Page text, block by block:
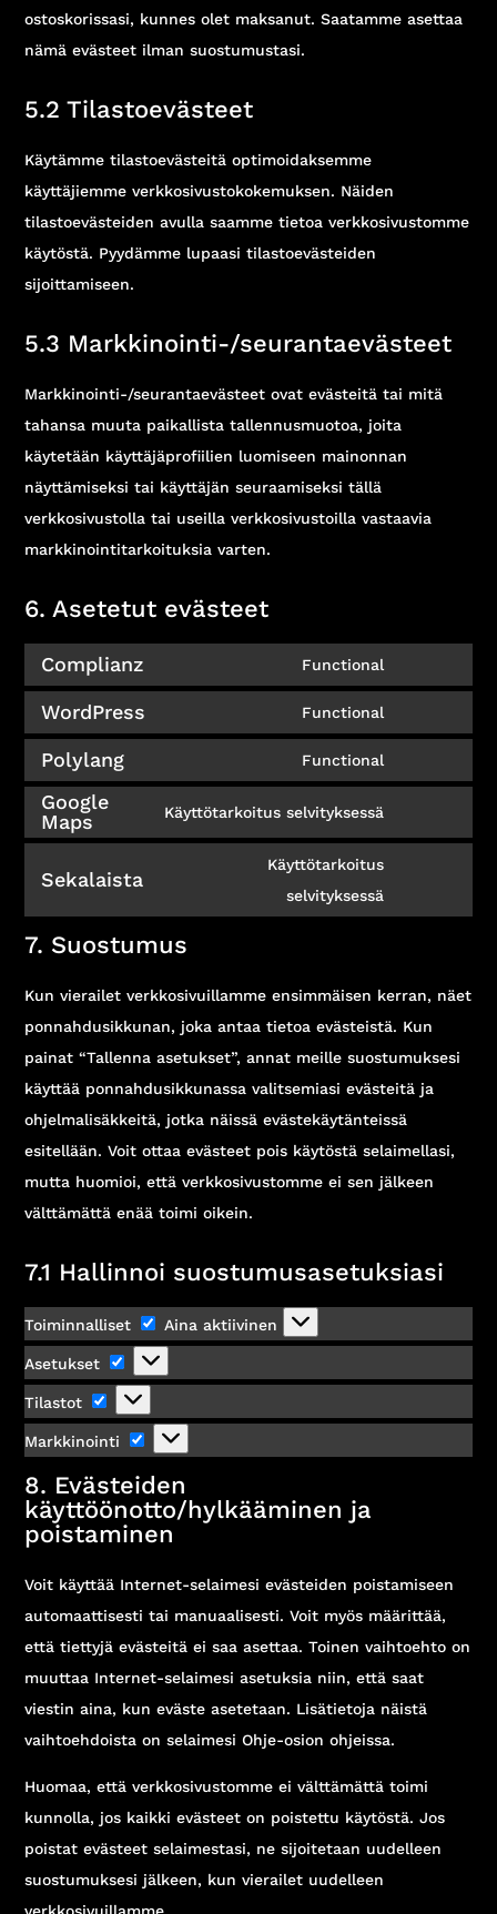
ostoskorissasi, kunnes olet maksanut. Saatamme asettaa
nämä evästeet ilman suostumustasi.
5.2 Tilastoevästeet
Käytämme tilastoevästeitä optimoidaksemme
käyttäjiemme verkkosivustokokemuksen. Näiden
tilastoevästeiden avulla saamme tietoa verkkosivustomme
käytöstä. Pyydämme lupaasi tilastoevästeiden
sijoittamiseen.
5.3 Markkinointi-/seurantaevästeet
Markkinointi-/seurantaevästeet ovat evästeitä tai mitä
tahansa muuta paikallista tallennusmuotoa, joita
käytetään käyttäjäprofiilien luomiseen mainonnan
näyttämiseksi tai käyttäjän seuraamiseksi tällä
verkkosivustolla tai useilla verkkosivustoilla vastaavia
markkinointitarkoituksia varten.
6. Asetetut evästeet
Complianz
Functional
service
WordPress
Functional
service
Polylang
Functional
service
Google
Maps
Käyttötarkoitus selvityksessä
google-
Sekalaista
Käyttötarkoitus
selvityksessä
sekalaista
7. Suostumus
Kun vierailet verkkosivuillamme ensimmäisen kerran, näet
ponnahdusikkunan, joka antaa tietoa evästeistä. Kun
painat “Tallenna asetukset”, annat meille suostumuksesi
käyttää ponnahdusikkunassa valitsemiasi evästeitä ja
ohjelmalisäkkeitä, jotka näissä evästekäytänteissä
esitellään. Voit ottaa evästeet pois käytöstä selaimellasi,
mutta huomioi, että verkkosivustomme ei sen jälkeen
välttämättä enää toimi oikein.
7.1 Hallinnoi suostumusasetuksiasi
Toiminnalliset Toiminnalliset
Aina aktiivinen
Asetukset Asetukset
Tilastot Tilastot
Markkinointi Markkinointi
8. Evästeiden
käyttöönotto/hylkääminen ja
poistaminen
Voit käyttää Internet-selaimesi evästeiden poistamiseen
automaattisesti tai manuaalisesti. Voit myös määrittää,
että tiettyjä evästeitä ei saa asettaa. Toinen vaihtoehto on
muuttaa Internet-selaimesi asetuksia niin, että saat
viestin aina, kun eväste asetetaan. Lisätietoja näistä
vaihtoehdoista on selaimesi Ohje-osion ohjeissa.
Huomaa, että verkkosivustomme ei välttämättä toimi
kunnolla, jos kaikki evästeet on poistettu käytöstä. Jos
poistat evästeet selaimestasi, ne sijoitetaan uudelleen
suostumuksesi jälkeen, kun vierailet uudelleen
verkkosivuillamme.